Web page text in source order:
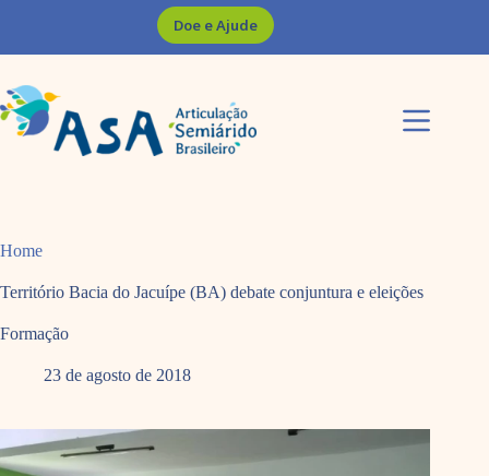
Doe e Ajude
Home
Território Bacia do Jacuípe (BA) debate conjuntura e eleições
Formação
23 de agosto de 2018